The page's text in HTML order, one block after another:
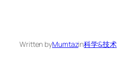
Written byMumtazin科学&技术